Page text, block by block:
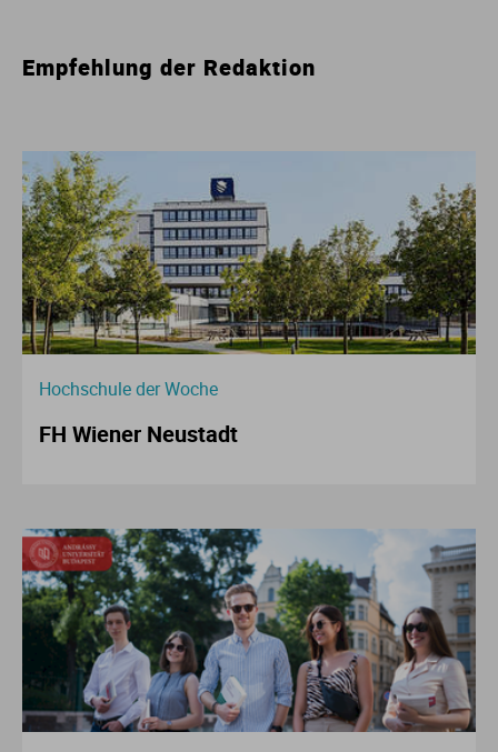
Empfehlung der Redaktion
Hochschule der Woche
FH Wiener Neustadt